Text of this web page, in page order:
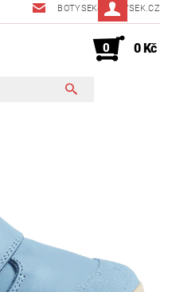
BOTYSEK@BOTYSEK.CZ
0 0 Kč